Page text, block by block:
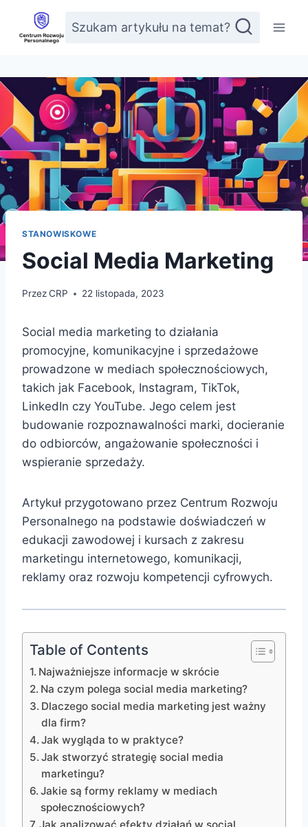
Przejdź
treści
Szukam artykułu na temat?
STANOWISKOWE
Social Media Marketing
PrzezCRP 22 listopada, 2023
Social media marketing to działania
promocyjne, komunikacyjne i sprzedażowe
prowadzone w mediach społecznościowych,
takich jak Facebook, Instagram, TikTok,
LinkedIn czy YouTube. Jego celem jest
budowanie rozpoznawalności marki, docieranie
do odbiorców, angażowanie społeczności i
wspieranie sprzedaży.
Artykuł przygotowano przez Centrum Rozwoju
Personalnego na podstawie doświadczeń w
edukacji zawodowej i kursach z zakresu
marketingu internetowego, komunikacji,
reklamy oraz rozwoju kompetencji cyfrowych.
Table of Contents
Najważniejsze informacje w skrócie
Na czym polega social media marketing?
Dlaczego social media marketing jest ważny
dla firm?
Jak wygląda to w praktyce?
Jak stworzyć strategię social media
marketingu?
Jakie są formy reklamy w mediach
społecznościowych?